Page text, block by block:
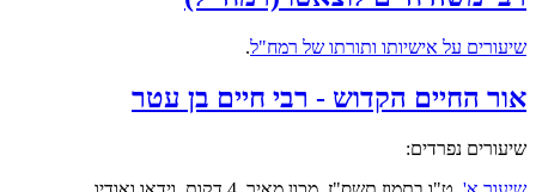
שיעורים על אישיותו ותורתו של רמח"ל.
אור החיים הקדוש - רבי חיים בן עטר
שיעורים נפרדים: